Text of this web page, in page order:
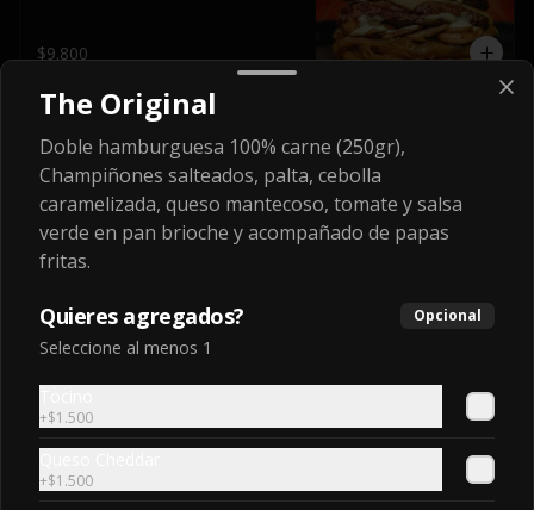
fritas.
$9.800
Burger italiana
Doble hamburguesa 100% carne
(250gr), tomate, palta y mayonesa
casera en pan brioche y acompañado
$9.500
Chorriburger
tomate, una longaniza parrillera
mediana, papa hilo, huevo, pebre y
mayonesa casera acompañado de
papas fritas.
$12.000
The Original
Doble hamburguesa 100% carne (250gr),
Champiñones salteados, palta, cebolla
caramelizada, queso mantecoso, tomate y salsa
verde en pan brioche y acompañado de papas
fritas.
Quieres agregados? Opcional
Seleccione al menos 1
+$1.500
+$1.500